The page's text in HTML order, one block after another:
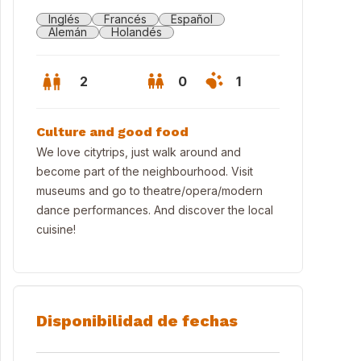
Inglés Francés
Español
Alemán
Holandés
2 0 1
Culture and good food
We love citytrips, just walk around and
become part of the neighbourhood. Visit
museums and go to theatre/opera/modern
dance performances. And discover the local
cuisine!
Disponibilidad de fechas